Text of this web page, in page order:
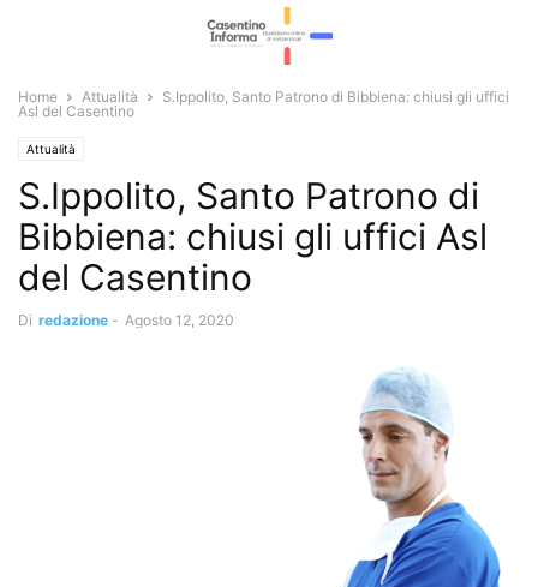
Home Attualità
S.Ippolito, Santo Patrono di Bibbiena: chiusi gli uffici
Asl del Casentino
Attualità
S.Ippolito, Santo Patrono di
Bibbiena: chiusi gli uffici Asl
del Casentino
Di redazione - Agosto 12, 2020